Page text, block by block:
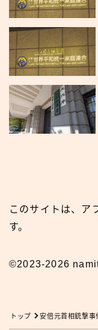
このサイトは、ア
す。
©2023-2026
トップ 安倍元首相銃撃事